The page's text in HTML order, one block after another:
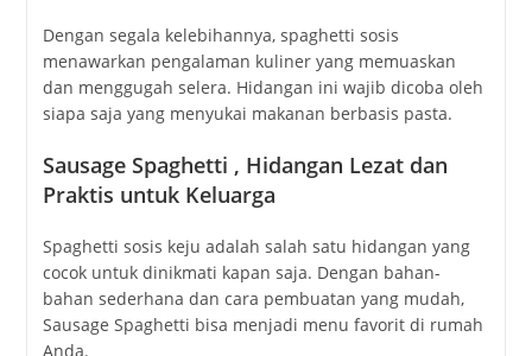
Dengan segala kelebihannya, spaghetti sosis
menawarkan pengalaman kuliner yang memuaskan
dan menggugah selera. Hidangan ini wajib dicoba oleh
siapa saja yang menyukai makanan berbasis pasta.
Sausage Spaghetti , Hidangan Lezat dan
Praktis untuk Keluarga
Spaghetti sosis keju adalah salah satu hidangan yang
cocok untuk dinikmati kapan saja. Dengan bahan-
bahan sederhana dan cara pembuatan yang mudah,
Sausage Spaghetti bisa menjadi menu favorit di rumah
Anda.